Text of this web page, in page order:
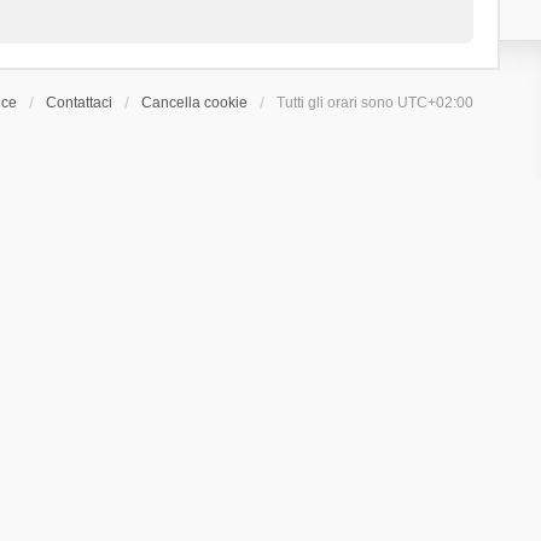
Contattaci Cancella cookie Tutti gli orari sono UTC+02:00